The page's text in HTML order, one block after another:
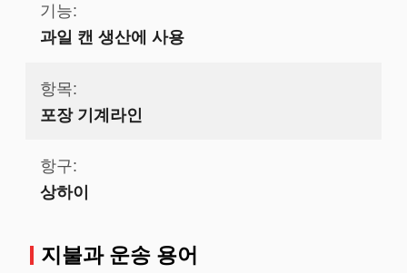
기능:
과일 캔 생산에 사용
항목:
포장 기계라인
항구:
상하이
지불과 운송 용어